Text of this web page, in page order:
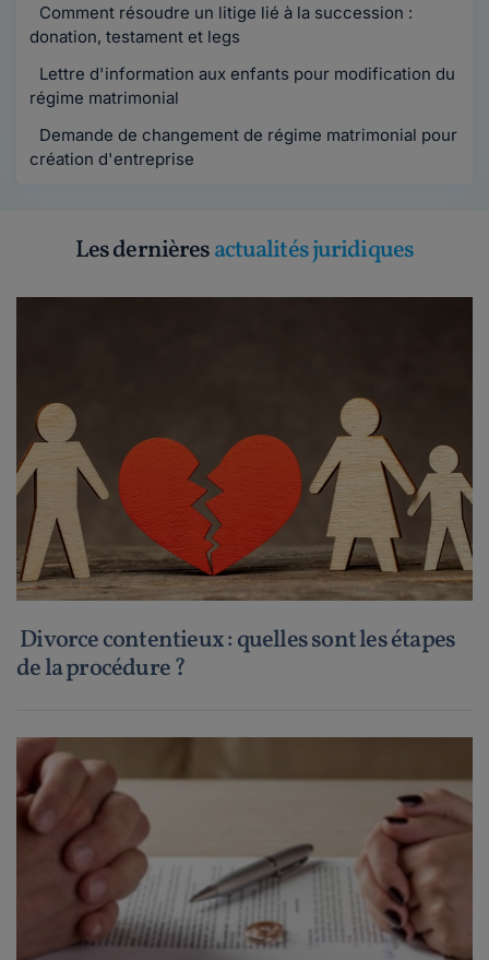
Comment résoudre un litige lié à la succession :
donation, testament et legs
Lettre d'information aux enfants pour modification du
régime matrimonial
Demande de changement de régime matrimonial pour
création d'entreprise
Les dernièresactualités juridiques
Divorce contentieux : quelles sont les étapes
de la procédure ?